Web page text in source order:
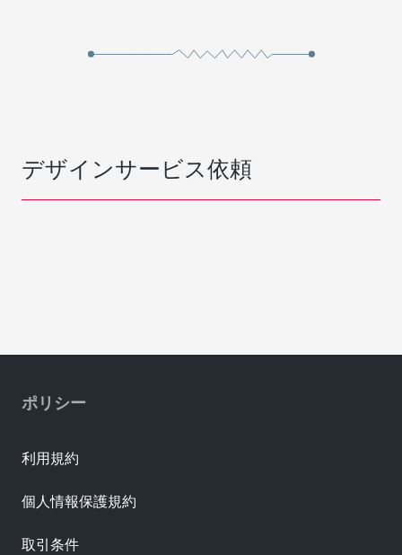
デザインサービス依頼
ポリシー
利用規約
個人情報保護規約
取引条件